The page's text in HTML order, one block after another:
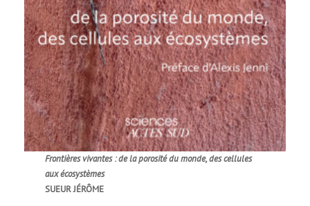
Frontières vivantes : de la porosité du monde, des cellules
aux écosystèmes
SUEUR JÉRÔME